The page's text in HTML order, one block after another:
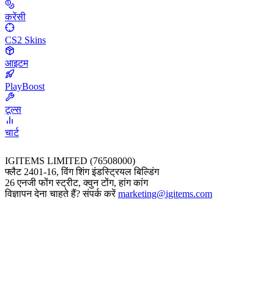
करेंसी
CS2 Skins
आइटम
PlayBoost
टूल्स
चार्ट
IGITEMS LIMITED (76508000)
फ्लैट 2401-16, विंग शिंग इंडस्ट्रियल बिल्डिंग
26 एनजी फोंग स्ट्रीट, क्वुन टोंग, हांग कांग
विज्ञापन देना चाहते हैं? संपर्क करेंmarketing@igitems.com